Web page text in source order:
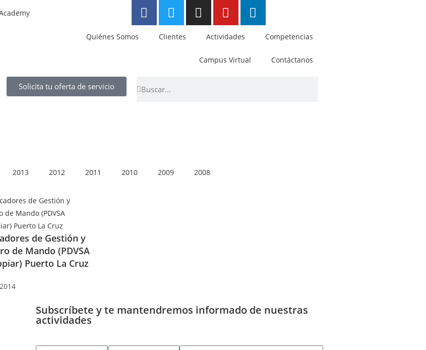
Quiénes Somos Clientes Actividades Competencias
Campus Virtual Contáctanos
Solicita tu oferta de servicio
2013 2012 2011 2010 2009 2008
de Gestión y
de Mando (PDVSA
Puerto La Cruz
Subscríbete y te mantendremos informado de nuestras
actividades